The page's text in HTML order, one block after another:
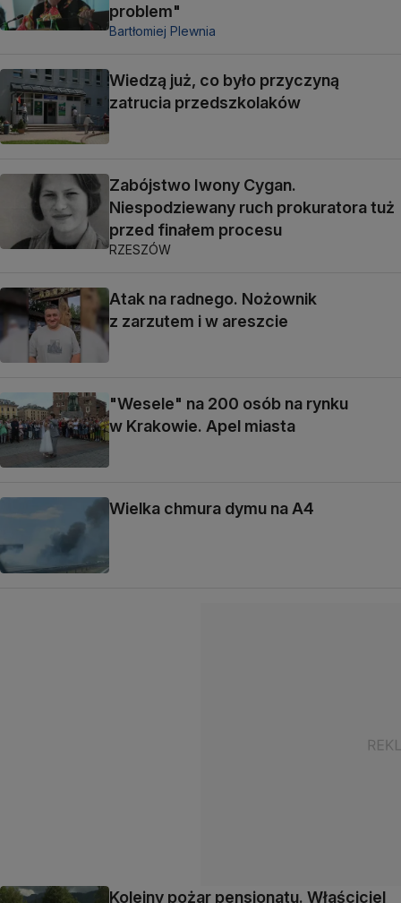
problem"
Bartłomiej Plewnia
Wiedzą już, co było przyczyną
zatrucia przedszkolaków
Zabójstwo Iwony Cygan.
Niespodziewany ruch prokuratora tuż
przed finałem procesu
RZESZÓW
Atak na radnego. Nożownik
z zarzutem i w areszcie
"Wesele" na 200 osób na rynku
w Krakowie. Apel miasta
Wielka chmura dymu na A4
Kolejny pożar pensjonatu. Właściciel